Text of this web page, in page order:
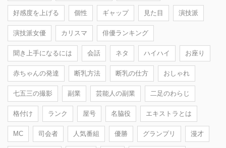
好感度を上げる 個性 ギャップ 見た目 演技派
演技派女優 カリスマ 俳優ランキング
聞き上手になるには 会話 ネタ ハイハイ お座り
赤ちゃんの発達 断乳方法 断乳の仕方 おしゃれ
七五三の撮影 副業 芸能人の副業 二足のわらじ
格付け ランク 屋号 名脇役 エキストラとは
MC 司会者 人気番組 優勝 グランプリ 漫才